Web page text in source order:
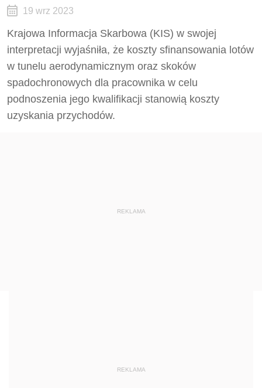
19 wrz 2023
Krajowa Informacja Skarbowa (KIS) w swojej
interpretacji wyjaśniła, że koszty sfinansowania lotów
w tunelu aerodynamicznym oraz skoków
spadochronowych dla pracownika w celu
podnoszenia jego kwalifikacji stanowią koszty
uzyskania przychodów.
REKLAMA
REKLAMA